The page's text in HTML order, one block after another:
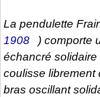
La pendulette
1908
) comporte
échancré solidaire
coulisse librement
bras oscillant